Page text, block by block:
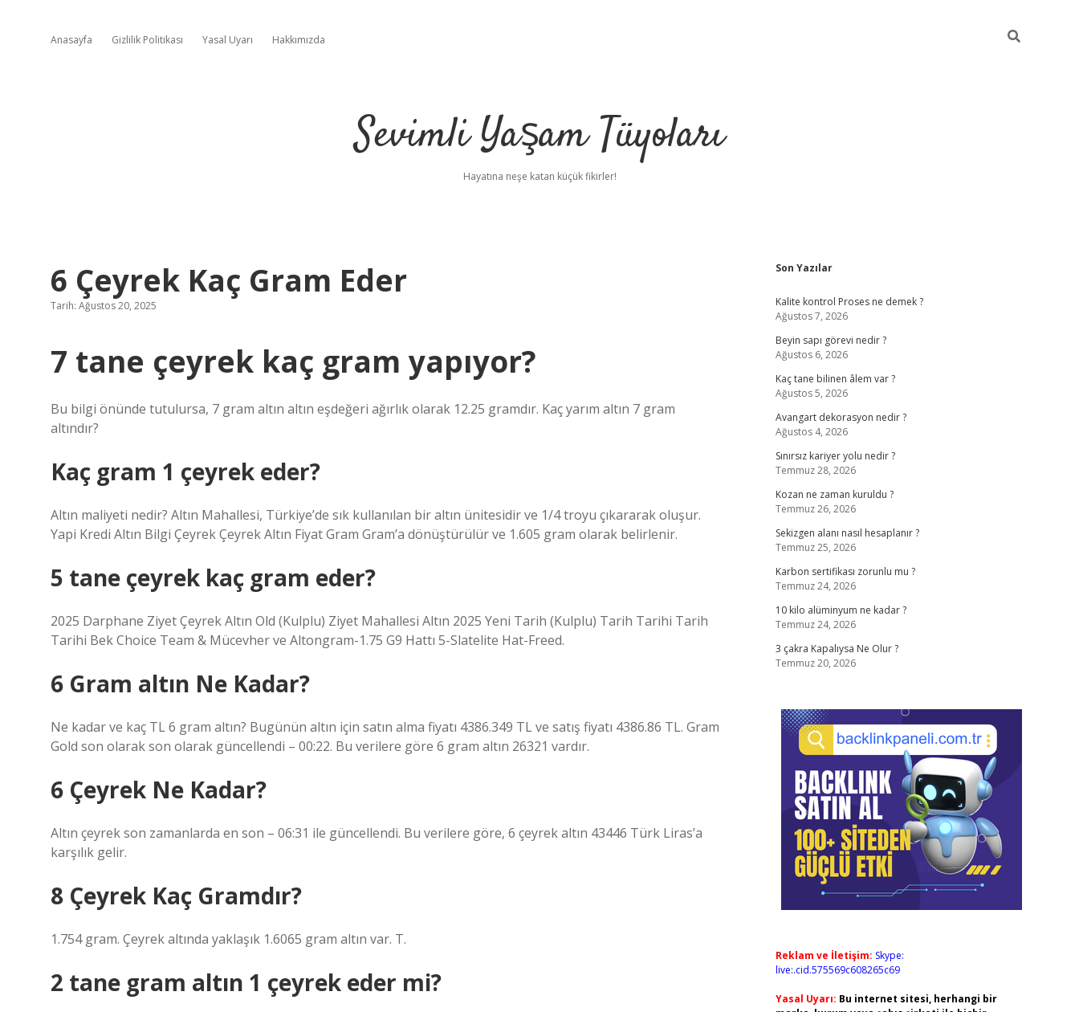
Anasayfa Gizlilik Politikası Yasal Uyarı Hakkımızda
Sevimli Yaşam Tüyoları
Hayatına neşe katan küçük fikirler!
6 Çeyrek Kaç Gram Eder
Tarih: Ağustos 20, 2025
7 tane çeyrek kaç gram yapıyor?
Bu bilgi önünde tutulursa, 7 gram altın altın eşdeğeri ağırlık olarak 12.25 gramdır. Kaç yarım altın 7 gram
altındır?
Kaç gram 1 çeyrek eder?
Altın maliyeti nedir? Altın Mahallesi, Türkiye’de sık kullanılan bir altın ünitesidir ve 1/4 troyu çıkararak oluşur.
Yapi Kredi Altın Bilgi Çeyrek Çeyrek Altın Fiyat Gram Gram’a dönüştürülür ve 1.605 gram olarak belirlenir.
5 tane çeyrek kaç gram eder?
2025 Darphane Ziyet Çeyrek Altın Old (Kulplu) Ziyet Mahallesi Altın 2025 Yeni Tarih (Kulplu) Tarih Tarihi Tarih
Tarihi Bek Choice Team & Mücevher ve Altongram-1.75 G9 Hattı 5-Slatelite Hat-Freed.
6 Gram altın Ne Kadar?
Ne kadar ve kaç TL 6 gram altın? Bugünün altın için satın alma fiyatı 4386.349 TL ve satış fiyatı 4386.86 TL. Gram
Gold son olarak son olarak güncellendi – 00:22. Bu verilere göre 6 gram altın 26321 vardır.
6 Çeyrek Ne Kadar?
Altın çeyrek son zamanlarda en son – 06:31 ile güncellendi. Bu verilere göre, 6 çeyrek altın 43446 Türk Liras’a
karşılık gelir.
8 Çeyrek Kaç Gramdır?
1.754 gram. Çeyrek altında yaklaşık 1.6065 gram altın var. T.
2 tane gram altın 1 çeyrek eder mi?
Sidebar
Son Yazılar
Kalite kontrol Proses ne demek ?
Ağustos 7, 2026
Beyin sapı görevi nedir ?
Ağustos 6, 2026
Kaç tane bilinen âlem var ?
Ağustos 5, 2026
Avangart dekorasyon nedir ?
Ağustos 4, 2026
Sınırsız kariyer yolu nedir ?
Temmuz 28, 2026
Kozan ne zaman kuruldu ?
Temmuz 26, 2026
Sekizgen alanı nasıl hesaplanır ?
Temmuz 25, 2026
Karbon sertifikası zorunlu mu ?
Temmuz 24, 2026
10 kilo alüminyum ne kadar ?
Temmuz 24, 2026
3 çakra Kapalıysa Ne Olur ?
Temmuz 20, 2026
Reklam ve İletişim: Skype:
live:.cid.575569c608265c69
Yasal Uyarı: Bu internet sitesi, herhangi bir